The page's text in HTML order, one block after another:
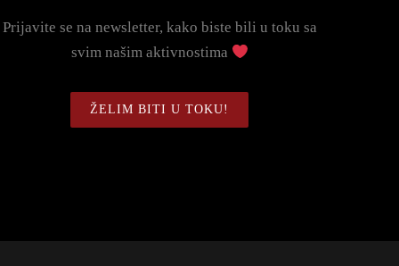
Prijavite se na newsletter, kako biste bili u toku sa
svim našim aktivnostima
ŽELIM BITI U TOKU!